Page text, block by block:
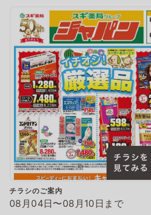
チラシのご案内
08月04日〜08月10日まで